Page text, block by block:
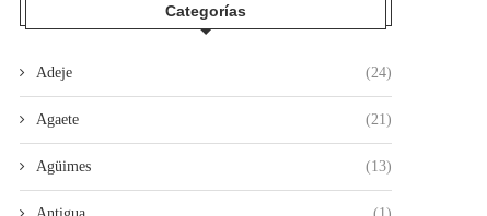
Categorías
Adeje (24)
Agaete (21)
Agüimes (13)